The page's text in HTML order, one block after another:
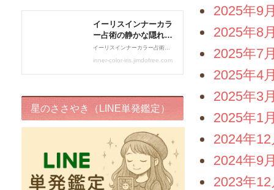
2025年9
2025年8
2025年7
2025年4
2025年3
2025年1
2024年12
2024年9
2023年12
星のささやき（LINE単発鑑定）